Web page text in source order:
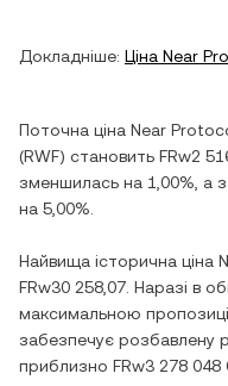
Докладніше: Ціна Near
Поточна ціна Near
(RWF) становить FRw2
зменшилась на 1,00% , а
на 5,00%
Найвища історична ціна
FRw30 258,07 . Наразі в
максимальною
забезпечує розбавлену
приблизно FRw3 278 048